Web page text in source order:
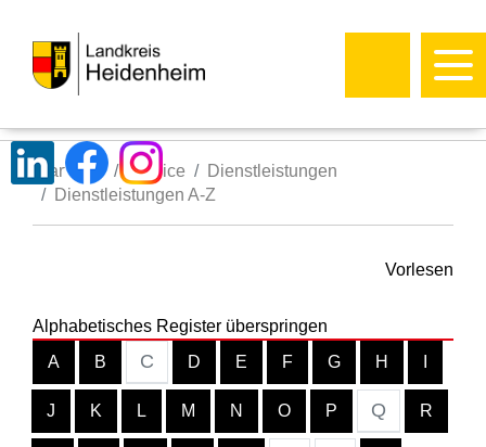
Startseite Service
Dienstleistungen
Dienstleistungen A-Z
Vorlesen
Alphabetisches Register überspringen
A
B C D E F G H
J K L M N O P Q R